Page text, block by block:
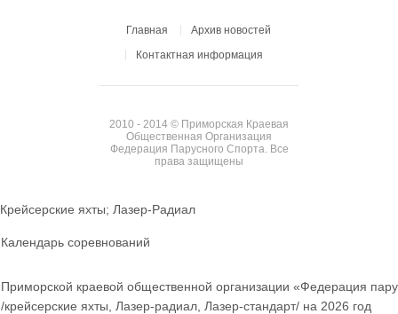
Главная
Архив новостей
Контактная информация
2010 - 2014 © Приморская Краевая
Общественная Организация
Федерация Парусного Спорта. Все
права защищены
Крейсерские яхты; Лазер-Радиал
Календарь соревнований
Приморской краевой общественной организации «Федерация
/крейсерские яхты, Лазер-радиал, Лазер-стандарт/ на 2026 год